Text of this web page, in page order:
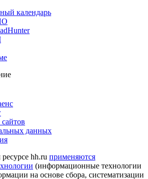
календарь
данных
hh.ru применяются
(информационные технологии
на основе сбора, систематизации